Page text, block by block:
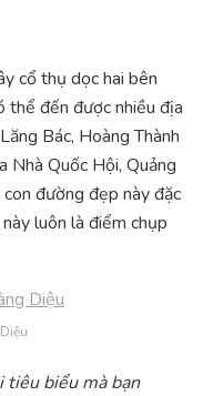
cổ thụ dọc hai bên
thể đến được nhiều địa
Bác, Hoàng Thành
Nhà Quốc Hội, Quảng
đường đẹp này đặc
luôn là điểm chụp
tiêu biểu mà bạn